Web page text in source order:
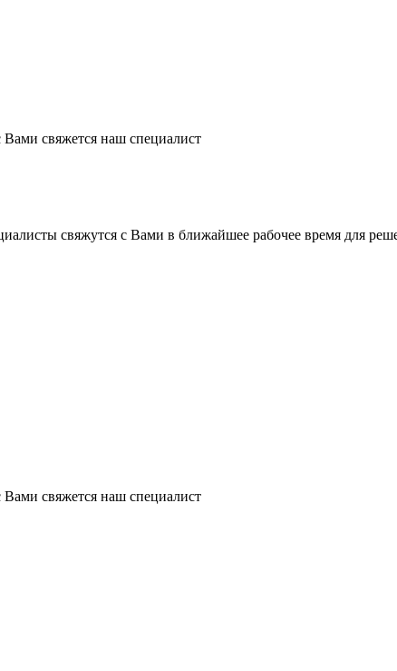
свяжется наш специалист
свяжутся с Вами в ближайшее рабочее время для
свяжется наш специалист